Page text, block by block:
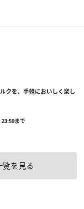
クを、手軽においしく楽し
まで
覧を見る